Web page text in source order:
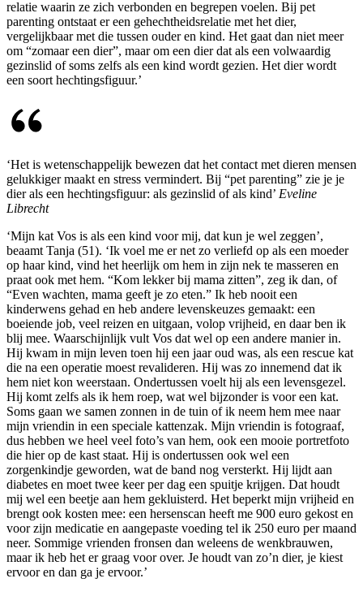
relatie waarin ze zich verbonden en begrepen voelen. Bij pet
parenting ontstaat er een gehechtheidsrelatie met het dier,
vergelijkbaar met die tussen ouder en kind. Het gaat dan niet meer
om “zomaar een dier”, maar om een dier dat als een volwaardig
gezinslid of soms zelfs als een kind wordt gezien. Het dier wordt
een soort hechtingsfiguur.’
‘Het is wetenschappelijk bewezen dat het contact met dieren mensen
gelukkiger maakt en stress vermindert. Bij “pet parenting” zie je je
dier als een hechtingsfiguur: als gezinslid of als kind’ Eveline
Librecht
‘Mijn kat Vos is als een kind voor mij, dat kun je wel zeggen’,
beaamt Tanja (51). ‘Ik voel me er net zo verliefd op als een moeder
op haar kind, vind het heerlijk om hem in zijn nek te masseren en
praat ook met hem. “Kom lekker bij mama zitten”, zeg ik dan, of
“Even wachten, mama geeft je zo eten.” Ik heb nooit een
kinderwens gehad en heb andere levenskeuzes gemaakt: een
boeiende job, veel reizen en uitgaan, volop vrijheid, en daar ben ik
blij mee. Waarschijnlijk vult Vos dat wel op een andere manier in.
Hij kwam in mijn leven toen hij een jaar oud was, als een rescue kat
die na een operatie moest revalideren. Hij was zo innemend dat ik
hem niet kon weerstaan. Ondertussen voelt hij als een levensgezel.
Hij komt zelfs als ik hem roep, wat wel bijzonder is voor een kat.
Soms gaan we samen zonnen in de tuin of ik neem hem mee naar
mijn vriendin in een speciale kattenzak. Mijn vriendin is fotograaf,
dus hebben we heel veel foto’s van hem, ook een mooie portretfoto
die hier op de kast staat. Hij is ondertussen ook wel een
zorgenkindje geworden, wat de band nog versterkt. Hij lijdt aan
diabetes en moet twee keer per dag een spuitje krijgen. Dat houdt
mij wel een beetje aan hem gekluisterd. Het beperkt mijn vrijheid en
brengt ook kosten mee: een hersenscan heeft me 900 euro gekost en
voor zijn medicatie en aangepaste voeding tel ik 250 euro per maand
neer. Sommige vrienden fronsen dan weleens de wenkbrauwen,
maar ik heb het er graag voor over. Je houdt van zo’n dier, je kiest
ervoor en dan ga je ervoor.’